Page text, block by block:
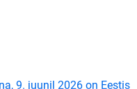
9. juunil 2026 on Eestis